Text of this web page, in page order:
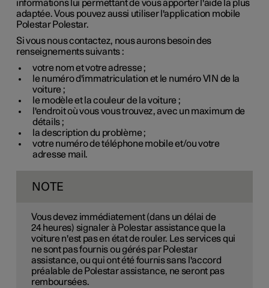
informations lui permettant de vous apporter l'aide la plus
adaptée. Vous pouvez aussi utiliser l'application mobile
Polestar Polestar.
Si vous nous contactez, nous aurons besoin des
renseignements suivants :
votre nom et votre adresse ;
le numéro d'immatriculation et le numéro VIN de la
voiture ;
le modèle et la couleur de la voiture ;
l'endroit où vous vous trouvez, avec un maximum de
détails ;
la description du problème ;
votre numéro de téléphone mobile et/ou votre
adresse mail.
NOTE
Vous devez immédiatement (dans un délai de
24 heures) signaler à Polestar assistance que la
voiture n'est pas en état de rouler. Les services qui
ne sont pas fournis ou gérés par Polestar
assistance, ou qui ont été fournis sans l'accord
préalable de Polestar assistance, ne seront pas
remboursées.